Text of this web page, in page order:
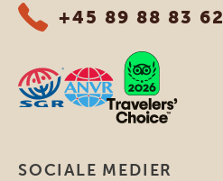
+45 89 88 83 62
SOCIALE MEDIER